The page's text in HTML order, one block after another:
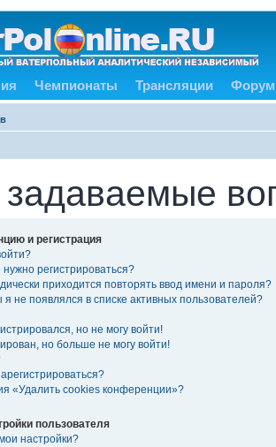
Чемпионаты Трансляции Форум
задаваемые
и регистрация
регистрироваться?
приходится повторять ввод имени и пароля?
я не появлялся в списке активных пользователей?
но не могу войти!
но больше не могу войти!
«Удалить cookies конференции»?
пользователя
настройки?